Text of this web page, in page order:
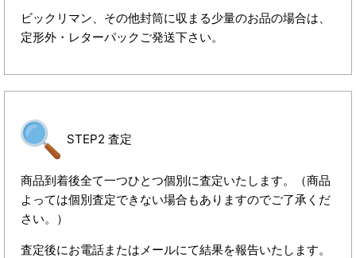
ビックリマン、その他封筒に収まる少量のお品の場合は、
定形外・レターパックご発送下さい。
STEP2 査定
商品到着後全て一つひとつ個別に査定いたします。（商品
よっては個別査定できない場合もありますのでご了承くだ
さい。）
査定後にお電話またはメールにて結果を報告いたします。